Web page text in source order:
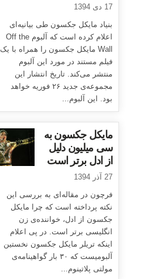
17 دی 1394
بنیاد مایکل جکسون طی بیانیه‌ای
اعلام کرده است که آلبوم Off the
Wall مایکل جکسون را همراه با یک
فیلم مستند در مورد این آلبوم
منتشر می‌کند. تاریخ انتشار این
مجموعه‌ی جدید ۲۶ فوریه خواهد
بود. این آلبوم...
مایکل جکسون به
سی میلیون دلیل
از ادل برتر است
27 آذر 1394
فرچون در مقاله‌ای به بررسی این
نکته پرداخته است که چرا مایکل
جکسون از ادل، خواننده‌ی زن
انگلیسی برتر است. در پی اعلام
اینکه تریلر مایکل جکسون نخستین
آلبومیست که ۳۰ بار گواهینامه‌ی
مولتی پلاتینوم...